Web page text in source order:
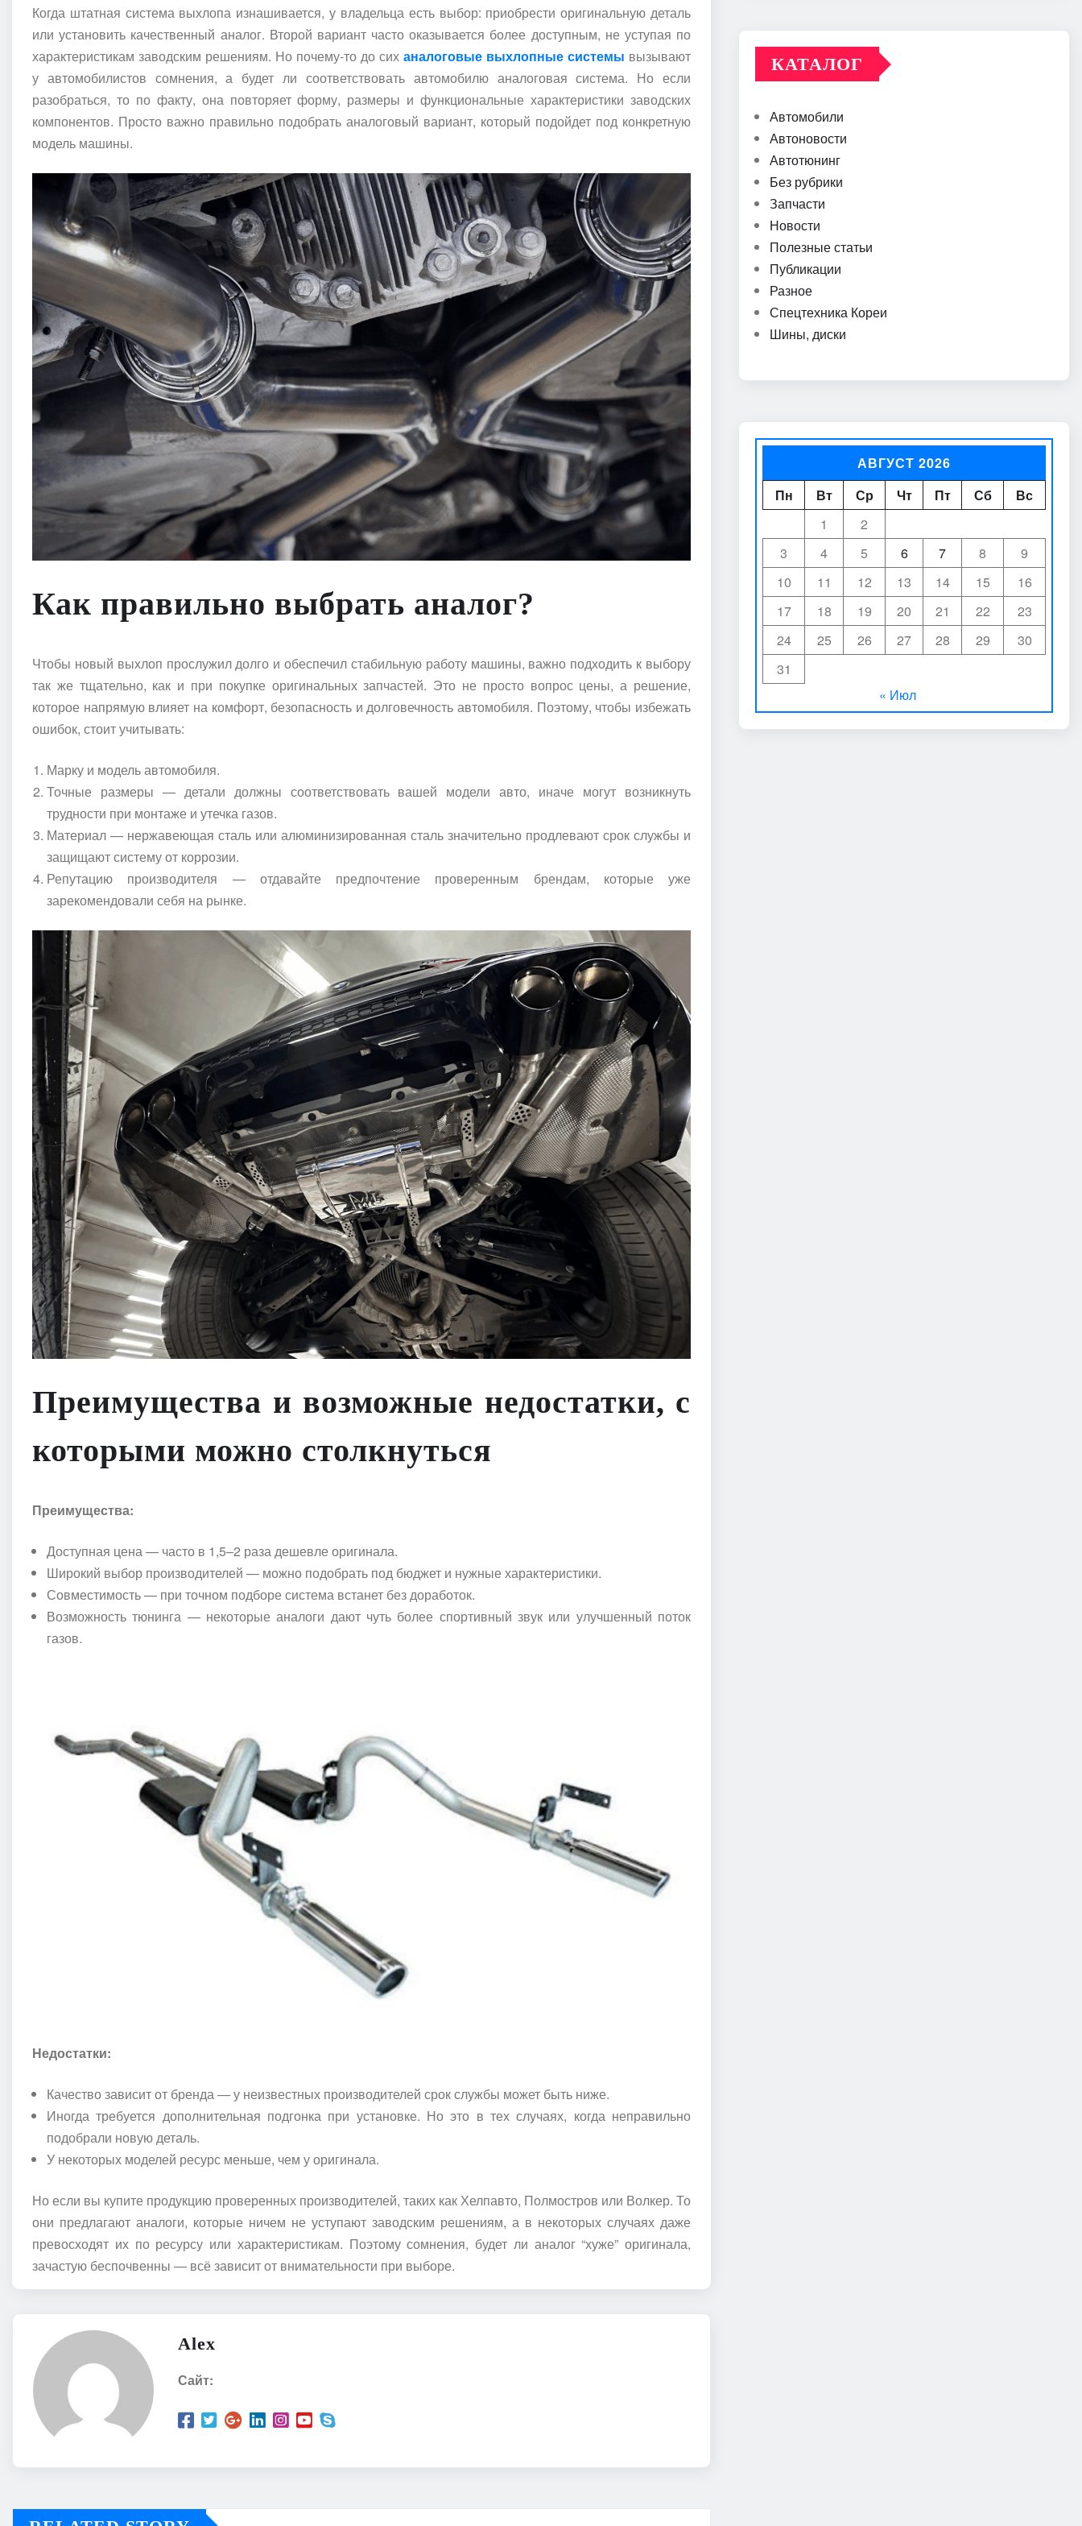
Когда штатная система выхлопа изнашивается, у владельца есть выбор: приобрести оригинальную деталь
или установить качественный аналог. Второй вариант часто оказывается более доступным, не уступая по
характеристикам заводским решениям. Но почему-то до сих аналоговые выхлопные системы вызывают
у автомобилистов сомнения, а будет ли соответствовать автомобилю аналоговая система. Но если
разобраться, то по факту, она повторяет форму, размеры и функциональные характеристики заводских
компонентов. Просто важно правильно подобрать аналоговый вариант, который подойдет под конкретную
модель машины.
Как правильно выбрать аналог?
Чтобы новый выхлоп прослужил долго и обеспечил стабильную работу машины, важно подходить к выбору
так же тщательно, как и при покупке оригинальных запчастей. Это не просто вопрос цены, а решение,
которое напрямую влияет на комфорт, безопасность и долговечность автомобиля. Поэтому, чтобы избежать
ошибок, стоит учитывать:
Марку и модель автомобиля.
Точные размеры — детали должны соответствовать вашей модели авто, иначе могут возникнуть
трудности при монтаже и утечка газов.
Материал — нержавеющая сталь или алюминизированная сталь значительно продлевают срок службы и
защищают систему от коррозии.
Репутацию производителя — отдавайте предпочтение проверенным брендам, которые уже
зарекомендовали себя на рынке.
Преимущества и возможные недостатки, с
которыми можно столкнуться
Преимущества:
Доступная цена — часто в 1,5–2 раза дешевле оригинала.
Широкий выбор производителей — можно подобрать под бюджет и нужные характеристики.
Совместимость — при точном подборе система встанет без доработок.
Возможность тюнинга — некоторые аналоги дают чуть более спортивный звук или улучшенный поток
газов.
Недостатки:
Качество зависит от бренда — у неизвестных производителей срок службы может быть ниже.
Иногда требуется дополнительная подгонка при установке. Но это в тех случаях, когда неправильно
подобрали новую деталь.
У некоторых моделей ресурс меньше, чем у оригинала.
Но если вы купите продукцию проверенных производителей, таких как Хелпавто, Полмостров или Волкер. То
они предлагают аналоги, которые ничем не уступают заводским решениям, а в некоторых случаях даже
превосходят их по ресурсу или характеристикам. Поэтому сомнения, будет ли аналог “хуже” оригинала,
зачастую беспочвенны — всё зависит от внимательности при выборе.
Alex
Сайт:
КАТАЛОГ
Автомобили
Автоновости
Автотюнинг
Без рубрики
Запчасти
Новости
Полезные статьи
Публикации
Разное
Спецтехника Кореи
Шины, диски
АВГУСТ 2026
Пн
Вт Ср Чт Пт Сб
Вс
1
2
3
4 5 6 7 8
9
10
11 12 13 14 15
16
17
18 19 20 21 22
23
24
25 26 27 28 29
30
31
« Июл